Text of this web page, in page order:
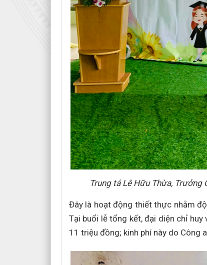
Trung tá Lê Hữu Thừa,
Đây là hoạt động thiết thực nhằm
Tại buổi lễ tổng kết, đại diện chỉ
11 triệu đồng; kinh phí này do Công